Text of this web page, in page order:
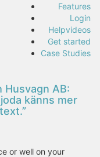
Features
Login
Helpvideos
Get started
Case Studies
Husvagn AB:
känns mer
or well on your